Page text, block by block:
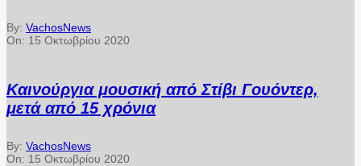
By: VachosNews
On: 15 Οκτωβρίου 2020
Καινούργια μουσική από Στίβι Γουόντερ,
μετά από 15 χρόνια
By: VachosNews
On: 15 Οκτωβρίου 2020